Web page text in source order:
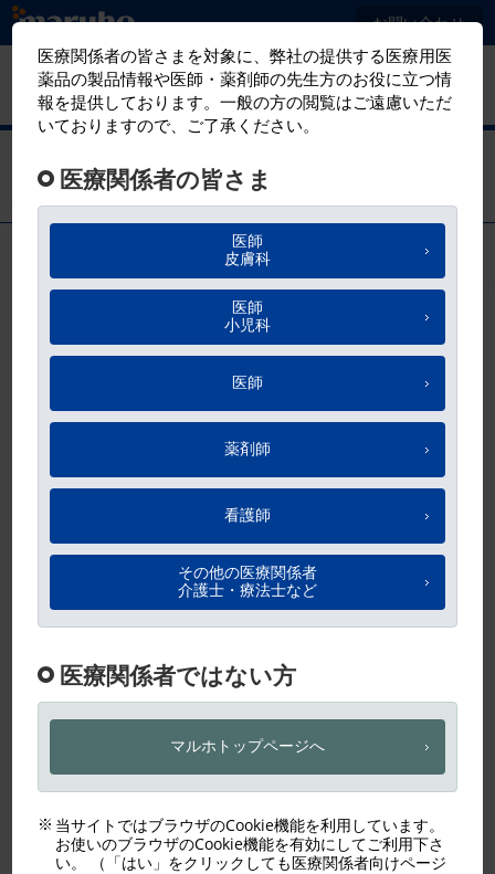
メ
イ
ン
に
お問い合わせ
マルホ
医療関係者向けサイト
有害事象報告
患者さん指導用動画一覧
お気に入り
5件の動画があります
巻き爪マイスター リネイルゲル10％
巻いている爪の切り方 ダウンロード可